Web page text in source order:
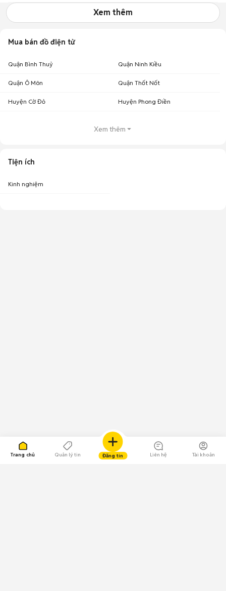
Trang chủ Quản lý tin Đăng tin Liên hệ Tài khoản
Xem thêm
Mua bán đồ điện tử
Quận Bình Thuỷ Quận Ninh Kiều
Quận Ô Môn Quận Thốt Nốt
Huyện Cờ Đỏ Huyện Phong Điền
Xem thêm
Tiện ích
Kinh nghiệm